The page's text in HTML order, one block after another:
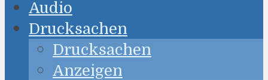
Audio
Drucksachen
Drucksachen
Anzeigen